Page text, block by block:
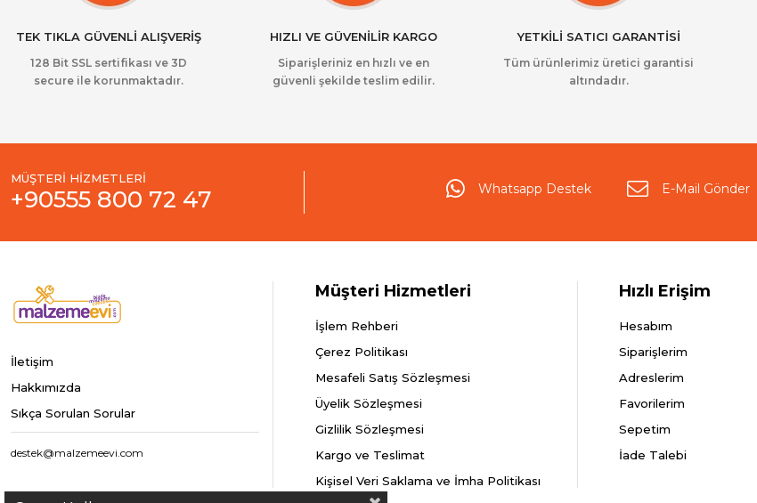
TEK TIKLA GÜVENLİ ALIŞVERİŞ
128 Bit SSL sertifikası ve 3D
secure ile korunmaktadır.
HIZLI VE GÜVENİLİR KARGO
Siparişleriniz en hızlı ve en
güvenli şekilde teslim edilir.
YETKİLİ SATICI GARANTİSİ
Tüm ürünlerimiz üretici garantisi
altındadır.
MÜŞTERİ HİZMETLERİ
+90555 800 72 47 Whatsapp Destek E-Mail Gönder
İletişim
Hakkımızda
Sıkça Sorulan Sorular
destek@malzemeevi.com
Müşteri Hizmetleri
İşlem Rehberi
Çerez Politikası
Mesafeli Satış Sözleşmesi
Üyelik Sözleşmesi
Gizlilik Sözleşmesi
Kargo ve Teslimat
Kişisel Veri Saklama ve İmha Politikası
Hızlı Erişim
Hesabım
Siparişlerim
Adreslerim
Favorilerim
Sepetim
İade Talebi